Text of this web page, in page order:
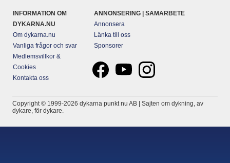
INFORMATION OM
DYKARNA.NU
Om dykarna.nu
Vanliga frågor och svar
Medlemsvillkor &
Cookies
Kontakta oss
ANNONSERING | SAMARBETE
Annonsera
Länka till oss
Sponsorer
Copyright © 1999-2026 dykarna punkt nu AB | Sajten om dykning, av
dykare, för dykare.